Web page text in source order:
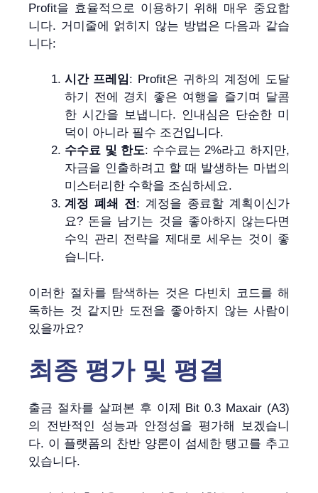
Profit을 효율적으로 이용하기 위해 매우 중요합
니다. 거미줄에 얽히지 않는 방법은 다음과 같습
니다:
시간 프레임: Profit은 귀하의 계정에 도달
하기 전에 경치 좋은 여행을 즐기며 달콤
한 시간을 보냅니다. 인내심은 단순한 미
덕이 아니라 필수 조건입니다.
수수료 및 한도: 수수료는 2%라고 하지만,
자금을 인출하려고 할 때 발생하는 마법의
미스터리한 수학을 조심하세요.
계정 폐쇄 전: 계정을 종료할 계획이신가
요? 돈을 남기는 것을 좋아하지 않는다면
수익 관리 전략을 제대로 세우는 것이 좋
습니다.
이러한 절차를 탐색하는 것은 다빈치 코드를 해
독하는 것 같지만 도전을 좋아하지 않는 사람이
있을까요?
최종 평가 및 평결
출금 절차를 살펴본 후 이제 Bit 0.3 Maxair (A3)
의 전반적인 성능과 안정성을 평가해 보겠습니
다. 이 플랫폼의 찬반 양론이 섬세한 탱고를 추고
있습니다.